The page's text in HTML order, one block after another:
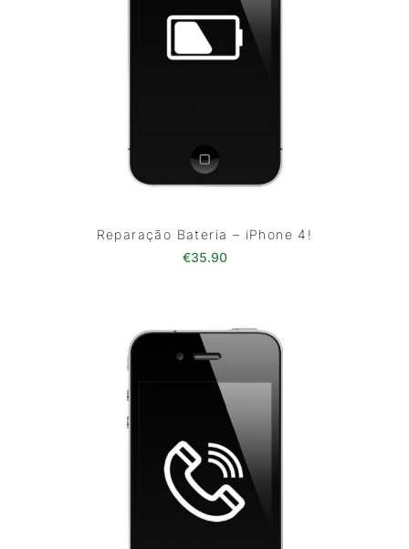
Reparação Bateria – iPhone 4!
€35.90